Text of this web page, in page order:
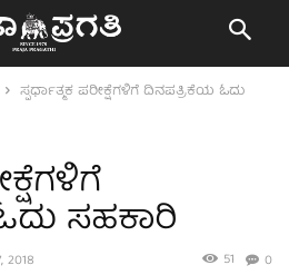
ಸ್ಪರ್ಧಾತ್ಮಕ ಪರೀಕ್ಷೆಗಳಿಗೆ ದಿನಪತ್ರಿಕೆಯ ಓದು
ಸಹಕಾರಿ
2018 0
51